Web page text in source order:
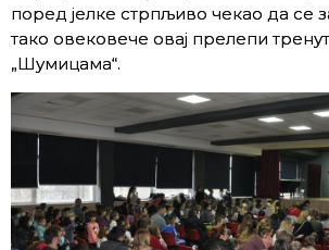
поред јелке стрпљиво чекао да се
тако овековече овај прелепи
„Шумицама“.